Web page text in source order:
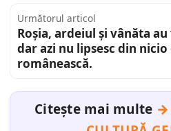
Următorul articol
Roșia, ardeiul și vânăta
dar azi nu lipsesc din
românească.
Citește mai multe